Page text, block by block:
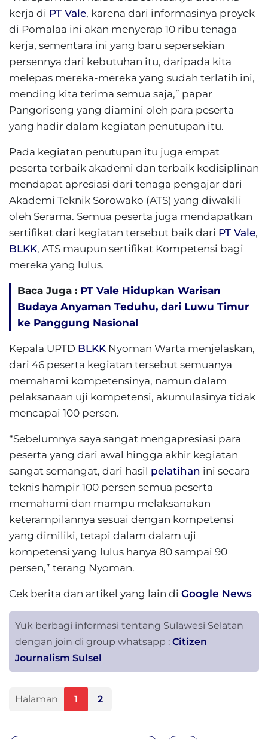
kerja di PT Vale, karena dari informasinya proyek
di Pomalaa ini akan menyerap 10 ribu tenaga
kerja, sementara ini yang baru sepersekian
persennya dari kebutuhan itu, daripada kita
melepas mereka-mereka yang sudah terlatih ini,
mending kita terima semua saja,” papar
Pangoriseng yang diamini oleh para peserta
yang hadir dalam kegiatan penutupan itu.
Pada kegiatan penutupan itu juga empat
peserta terbaik akademi dan terbaik kedisiplinan
mendapat apresiasi dari tenaga pengajar dari
Akademi Teknik Sorowako (ATS) yang diwakili
oleh Serama. Semua peserta juga mendapatkan
sertifikat dari kegiatan tersebut baik dari PT Vale,
BLKK, ATS maupun sertifikat Kompetensi bagi
mereka yang lulus.
Baca Juga : PT Vale Hidupkan Warisan
Budaya Anyaman Teduhu, dari Luwu Timur
ke Panggung Nasional
Kepala UPTD BLKK Nyoman Warta menjelaskan,
dari 46 peserta kegiatan tersebut semuanya
memahami kompetensinya, namun dalam
pelaksanaan uji kompetensi, akumulasinya tidak
mencapai 100 persen.
“Sebelumnya saya sangat mengapresiasi para
peserta yang dari awal hingga akhir kegiatan
sangat semangat, dari hasil pelatihan ini secara
teknis hampir 100 persen semua peserta
memahami dan mampu melaksanakan
keterampilannya sesuai dengan kompetensi
yang dimiliki, tetapi dalam dalam uji
kompetensi yang lulus hanya 80 sampai 90
persen,” terang Nyoman.
Cek berita dan artikel yang lain di Google News
Yuk berbagi informasi tentang Sulawesi Selatan
dengan join di group whatsapp : Citizen
Journalism Sulsel
Halaman 1 2